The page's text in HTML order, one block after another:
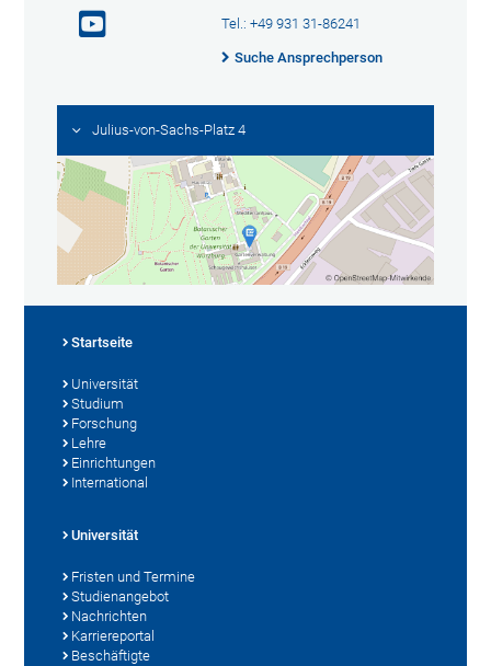
Tel.: +49 931 31-86241
Suche Ansprechperson
Julius-von-Sachs-Platz 4
Startseite
Universität
Studium
Forschung
Lehre
Einrichtungen
International
Universität
Fristen und Termine
Studienangebot
Nachrichten
Karriereportal
Beschäftigte